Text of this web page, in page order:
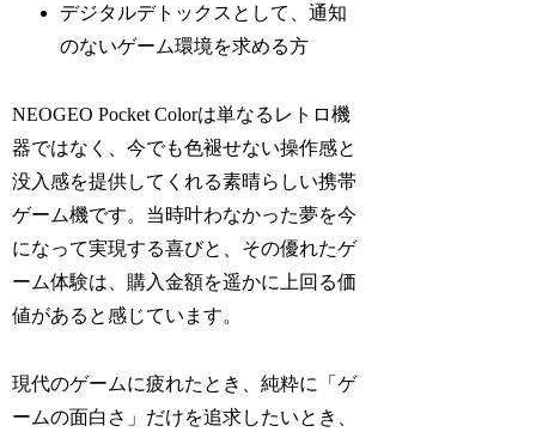
デジタルデトックスとして、通知
のないゲーム環境を求める方
NEOGEO Pocket Colorは単なるレトロ機
器ではなく、今でも色褪せない操作感と
没入感を提供してくれる素晴らしい携帯
ゲーム機です。当時叶わなかった夢を今
になって実現する喜びと、その優れたゲ
ーム体験は、購入金額を遥かに上回る価
値があると感じています。
現代のゲームに疲れたとき、純粋に「ゲ
ームの面白さ」だけを追求したいとき、